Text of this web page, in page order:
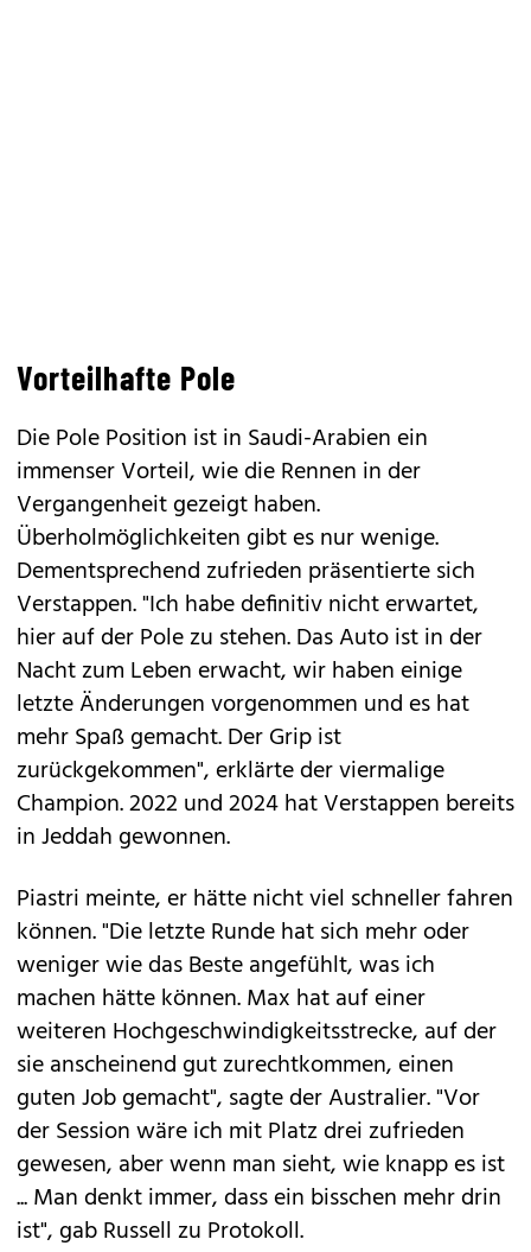
Vorteilhafte Pole
Die Pole Position ist in Saudi-Arabien ein
immenser Vorteil, wie die Rennen in der
Vergangenheit gezeigt haben.
Überholmöglichkeiten gibt es nur wenige.
Dementsprechend zufrieden präsentierte sich
Verstappen. "Ich habe definitiv nicht erwartet,
hier auf der Pole zu stehen. Das Auto ist in der
Nacht zum Leben erwacht, wir haben einige
letzte Änderungen vorgenommen und es hat
mehr Spaß gemacht. Der Grip ist
zurückgekommen", erklärte der viermalige
Champion. 2022 und 2024 hat Verstappen bereits
in Jeddah gewonnen.
Piastri meinte, er hätte nicht viel schneller fahren
können. "Die letzte Runde hat sich mehr oder
weniger wie das Beste angefühlt, was ich
machen hätte können. Max hat auf einer
weiteren Hochgeschwindigkeitsstrecke, auf der
sie anscheinend gut zurechtkommen, einen
guten Job gemacht", sagte der Australier. "Vor
der Session wäre ich mit Platz drei zufrieden
gewesen, aber wenn man sieht, wie knapp es ist
... Man denkt immer, dass ein bisschen mehr drin
ist", gab Russell zu Protokoll.